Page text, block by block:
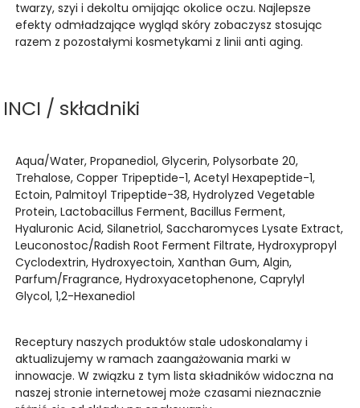
twarzy, szyi i dekoltu omijając okolice oczu. Najlepsze
efekty odmładzające wygląd skóry zobaczysz stosując
razem z pozostałymi kosmetykami z linii anti aging.
INCI / składniki
Aqua/Water, Propanediol, Glycerin, Polysorbate 20,
Trehalose, Copper Tripeptide-1, Acetyl Hexapeptide-1,
Ectoin, Palmitoyl Tripeptide-38, Hydrolyzed Vegetable
Protein, Lactobacillus Ferment, Bacillus Ferment,
Hyaluronic Acid, Silanetriol, Saccharomyces Lysate Extract,
Leuconostoc/Radish Root Ferment Filtrate, Hydroxypropyl
Cyclodextrin, Hydroxyectoin, Xanthan Gum, Algin,
Parfum/Fragrance, Hydroxyacetophenone, Caprylyl
Glycol, 1,2-Hexanediol
Receptury naszych produktów stale udoskonalamy i
aktualizujemy w ramach zaangażowania marki w
innowacje. W związku z tym lista składników widoczna na
naszej stronie internetowej może czasami nieznacznie